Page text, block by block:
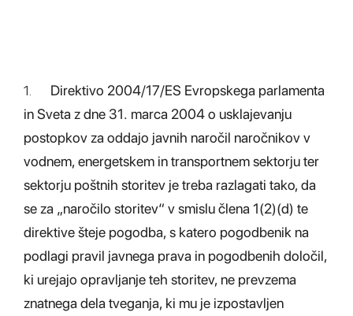
1. Direktivo 2004/17/ES Evropskega parlamenta
in Sveta z dne 31. marca 2004 o usklajevanju
postopkov za oddajo javnih naročil naročnikov v
vodnem, energetskem in transportnem sektorju ter
sektorju poštnih storitev je treba razlagati tako, da
se za „naročilo storitev“ v smislu člena 1(2)(d) te
direktive šteje pogodba, s katero pogodbenik na
podlagi pravil javnega prava in pogodbenih določil,
ki urejajo opravljanje teh storitev, ne prevzema
znatnega dela tveganja, ki mu je izpostavljen